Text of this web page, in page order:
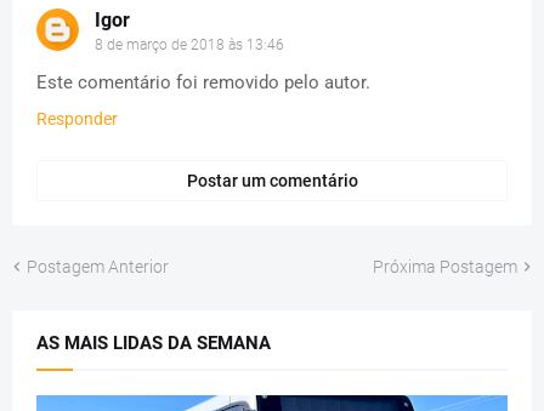
Igor
8 de março de 2018 às 13:46
Este comentário foi removido pelo autor.
Responder
Postar um comentário
Postagem Anterior Próxima Postagem
AS MAIS LIDAS DA SEMANA